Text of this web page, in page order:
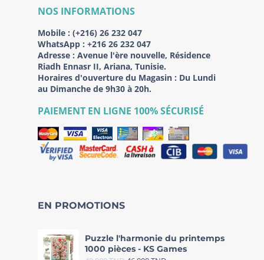
NOS INFORMATIONS
Mobile : (+216) 26 232 047
WhatsApp : +216 26 232 047
Adresse : Avenue l'ère nouvelle, Résidence
Riadh Ennasr II, Ariana, Tunisie.
Horaires d'ouverture du Magasin : Du Lundi
au Dimanche de 9h30 à 20h.
PAIEMENT EN LIGNE 100% SÉCURISÉ
EN PROMOTIONS
Puzzle l'harmonie du printemps
1000 pièces - KS Games